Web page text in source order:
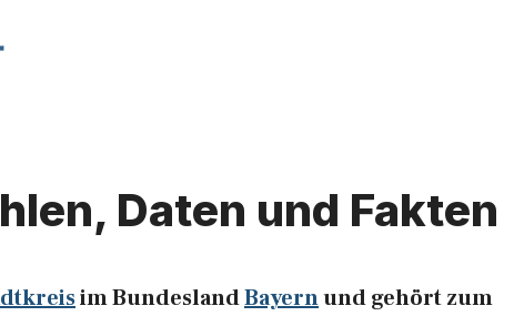
Daten und Fakten
im BundeslandBayernund gehört zum